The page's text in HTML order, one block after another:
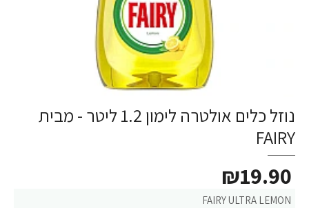
נוזל כלים אולטרה לימון 1.2 ליטר - מבית
FAIRY
FAIRY ULTRA LEMON
₪19.90